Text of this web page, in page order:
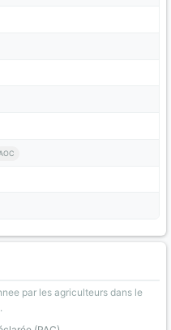
par les agriculteurs dans le